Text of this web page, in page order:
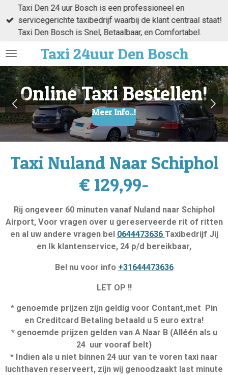
direct
naar
hoofdinhoudTaxi24uur Den Bosch
Taxi Den 24 uur Bosch is een professioneel en
servicegerichte taxibedrijf waarbij de klant centraal staat!
Taxi Den Bosch is Snel, Betaalbaar, en Comfortabel.
Online Taxi Bestellen!
Meer Info..!
Taxi Nuland Naar Schiphol
€ 129,99-
Rij ongeveer 60 minuten vanaf Nuland naar Schiphol
Airport, Voor vragen over u gereserveerde rit of ritten
en al uw andere vragen bel 0644473636 Taxibedrijf Jij
en Ik klantenservice, 24 p/d bereikbaar,
Bel nu voor info +31644473636
LET OP !!
* genoemde prijzen zijn geldig voor Contant,met Pin
en Creditcard Betaling betaald u 5 euro extra!
* genoemde prijzen gelden van A Naar B (Alléén als u
24 uur vooraf belt)
* Indien als u niet binnen 24 uur van te voren taxi naar
luchthaven reserveert, zijn wij genoodzaakt last minute